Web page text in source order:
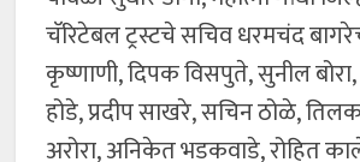
चॅरिटेबल ट्रस्टचे सचिव धरमचंद
कृष्णाणी, दिपक विसपुते, सुनील
होडे, प्रदीप साखरे, सचिन ठोळे,
अरोरा, अनिकेत भडकवाडे, रोहित